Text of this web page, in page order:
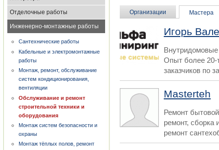
Отделочные работы
Инженерно-монтажные работы
Сантехнические работы
Кабельные и электромонтажные
работы
Монтаж, ремонт, обслуживание
систем кондиционирования,
вентиляции
Обслуживание и ремонт
строительной техники и
оборудования
Монтаж систем безопасности и
охраны
Монтаж тёплых полов, ремонт
Организации Мастера
Игорь
Опыт более 20-
заказчиков по
Masterteh
Ремонт
ремонт, сборка
ремонт